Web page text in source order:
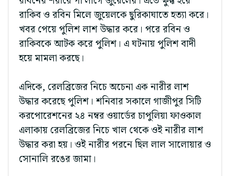
রাকিব ও রবিন মিলে জুয়েলকে ছুরিকাঘাতে হত্যা করে।
খবর পেয়ে পুলিশ লাশ উদ্ধার করে। পরে রবিন ও
রাকিবকে আটক করে পুলিশ। এ ঘটনায় পুলিশ বাদী
হয়ে মামলা করছে।
এদিকে, রেলব্রিজের নিচে অচেনা এক নারীর লাশ
উদ্ধার করেছে পুলিশ। শনিবার সকালে গাজীপুর সিটি
করপোরেশনের ২৪ নম্বর ওয়ার্ডের চাপুলিয়া ফাওকাল
এলাকায় রেলব্রিজের নিচে খাল থেকে ওই নারীর লাশ
উদ্ধার করা হয়। ওই নারীর পরনে ছিল লাল সালোয়ার ও
সোনালি রঙের জামা।